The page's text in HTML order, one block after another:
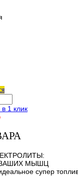
в 1 клик
МЫШЦ
супер